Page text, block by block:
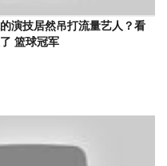
演技居然吊打流量艺人？看
篮球冠军